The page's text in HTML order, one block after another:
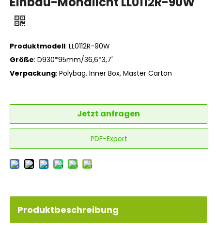
Produktmodell: LL0112R-90W
Größe: D930*95mm/36,6*3,7'
Verpackung: Polybag, Inner Box, Master Carton
Jetzt anfragen
PDF-Export
Produktbeschreibung